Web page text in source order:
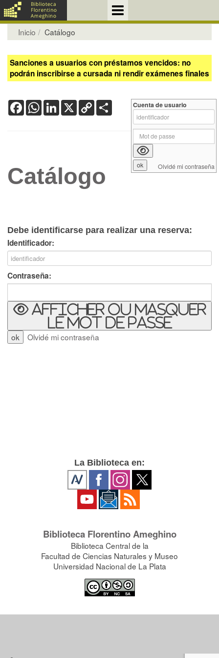
Inicio Catálogo
Sanciones a usuarios con préstamos vencidos: no
podrán inscribirse a cursada ni rendir exámenes finales
FacebookWhatsApp
LinkedIn
X Copy
Link
Catálogo
Debe identificarse para realizar una reserva:
Identificador:
Contraseña:
Afficher ou masquer
le mot de passe
Olvidé mi contraseña
Cuenta de usuario
Olvidé mi contraseña
La Biblioteca en:
Biblioteca Florentino Ameghino
Biblioteca Central de la
Facultad de Ciencias Naturales y Museo
Universidad Nacional de La Plata